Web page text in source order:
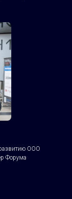
развитию ООО
Форума